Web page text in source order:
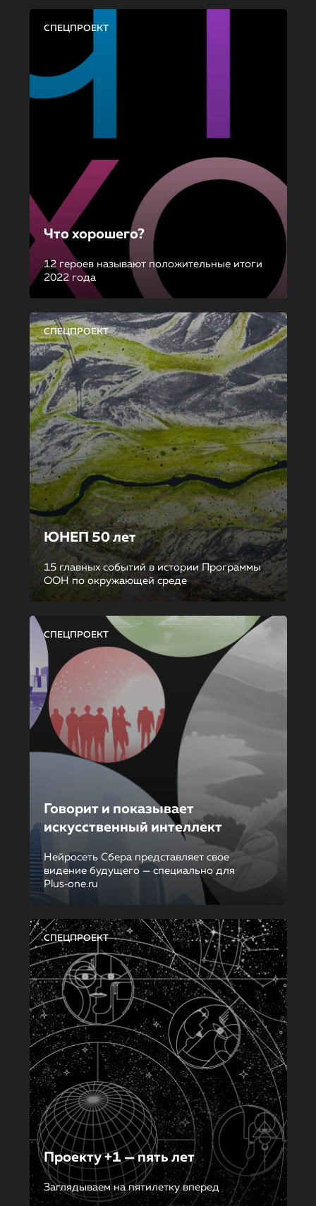
СПЕЦПРОЕКТ
Что хорошего?
12 героев называют положительные итоги
2022 года
СПЕЦПРОЕКТ
ЮНЕП 50 лет
15 главных событий в истории Программы
ООН по окружающей среде
СПЕЦПРОЕКТ
Говорит и показывает
искусственный интеллект
Нейросеть Сбера представляет свое
видение будущего — специально для
Plus‑one.ru
СПЕЦПРОЕКТ
Проекту +1 — пять лет
Заглядываем на пятилетку вперед